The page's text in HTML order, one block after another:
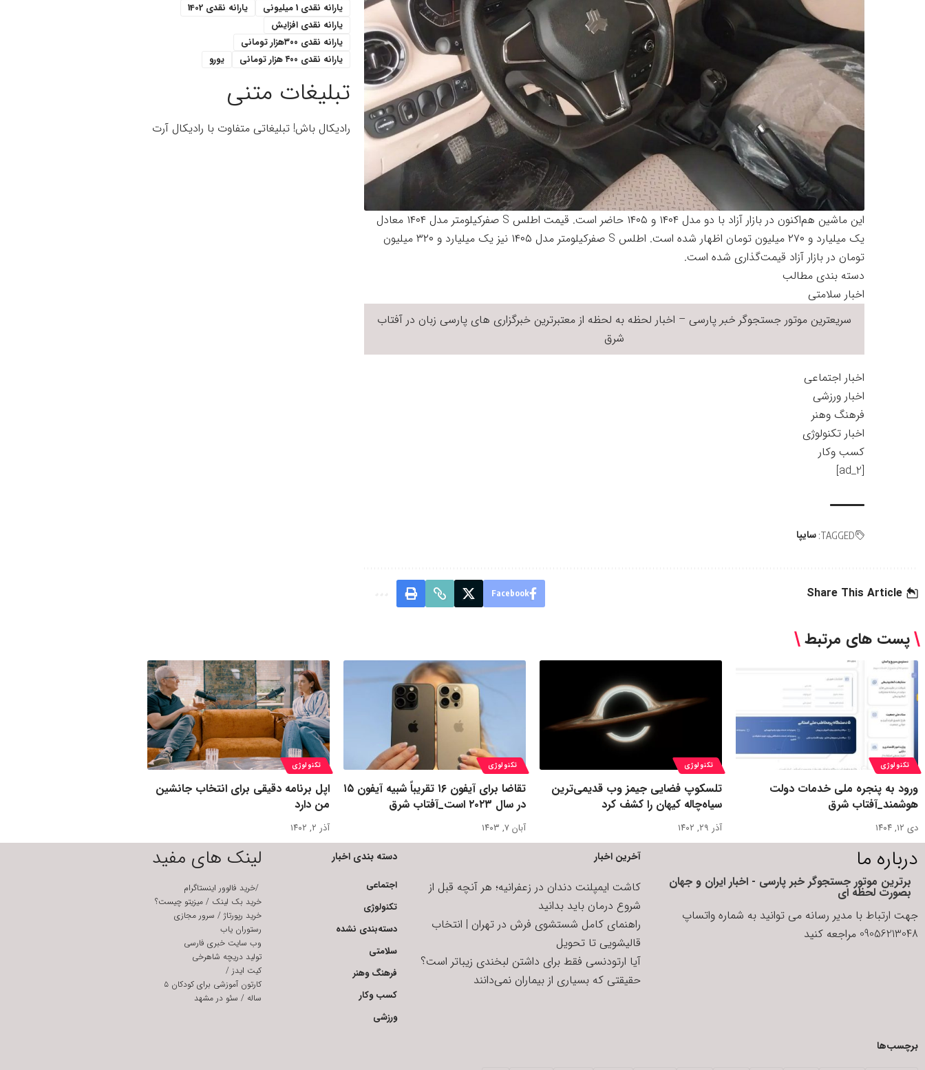
این ماشین هم‌اکنون در بازار آزاد با دو مدل ۱۴۰۴ و ۱۴۰۵ حاضر است. قیمت اطلس S صفرکیلومتر مدل ۱۴۰۴ معادل
یک میلیارد و ۲۷۰ میلیون تومان اظهار شده است. اطلس S صفرکیلومتر مدل ۱۴۰۵ نیز یک میلیارد و ۳۲۰ میلیون
تومان در بازار آزاد قیمت‌گذاری شده است.
دسته بندی مطالب
اخبار سلامتی
سریعترین موتور جستجوگر خبر پارسی – اخبار لحظه به لحظه از معتبرترین خبرگزاری های پارسی زبان در آفتاب
شرق
اخبار اجتماعی
اخبار ورزشی
فرهنگ وهنر
اخبار تکنولوژی
کسب وکار
[ad_2]
TAGGED: سایپا
Share This Article
Facebook
یارانه نقدی 1 میلیونی
یارانه نقدی 1402
یارانه نقدی افزایش
یارانه نقدی ۳۰۰هزار تومانی
یارانه نقدی ۴۰۰ هزار تومانی
یورو
تبلیغات متنی
رادیکال باش! تبلیغاتی متفاوت با رادیکال آرت
پست های مرتبط
تکنولوژی
ورود به پنجره ملی خدمات دولت
هوشمند_آفتاب شرق
دی ۱۲, ۱۴۰۴
تکنولوژی
تلسکوپ فضایی جیمز وب قدیمی‌ترین
سیاه‌چاله کیهان را کشف کرد
آذر ۲۹, ۱۴۰۲
تکنولوژی
تقاضا برای آیفون ۱۶ تقریباً شبیه آیفون ۱۵
در سال ۲۰۲۳ است_آفتاب شرق
آبان ۷, ۱۴۰۳
تکنولوژی
اپل برنامه دقیقی برای انتخاب جانشین
من دارد
آذر ۲, ۱۴۰۲
درباره ما
برترین موتور جستجوگر خبر پارسی - اخبار ایران و جهان
بصورت لحظه ای
جهت ارتباط با مدیر رسانه می توانید به شماره واتساپ
09056213048 مراجعه کنید
آخرین اخبار
کاشت ایمپلنت دندان در زعفرانیه؛ هر آنچه قبل از
شروع درمان باید بدانید
راهنمای کامل شستشوی فرش در تهران | انتخاب
قالیشویی تا تحویل
آیا ارتودنسی فقط برای داشتن لبخندی زیباتر است؟
حقیقتی که بسیاری از بیماران نمی‌دانند
دسته بندی اخبار
اجتماعی
تکنولوژی
دسته‌بندی نشده
سلامتی
فرهنگ وهنر
کسب وکار
ورزشی
لینک های مفید
/خرید فالوور اینستاگرام
خرید بک لینک / میزیتو چیست؟
خرید رپورتاژ/ سرور مجازی
رستوران یاب
وب سایت خبری فارسی
تولید دریچه شاهرخی
کیت ایدز /
کارتون آموزشی برای کودکان ۵
ساله / سئو در مشهد
برچسب‌ها